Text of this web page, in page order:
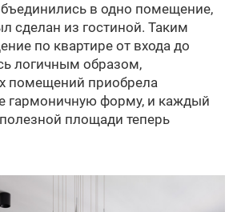
в одно помещение,
сделан из гостиной. Таким
по квартире от входа до
логичным образом,
помещений приобрела
гармоничную форму, и каждый
площади теперь